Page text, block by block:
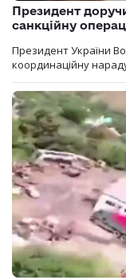
Президент
санкційну
Президент України
координаційну